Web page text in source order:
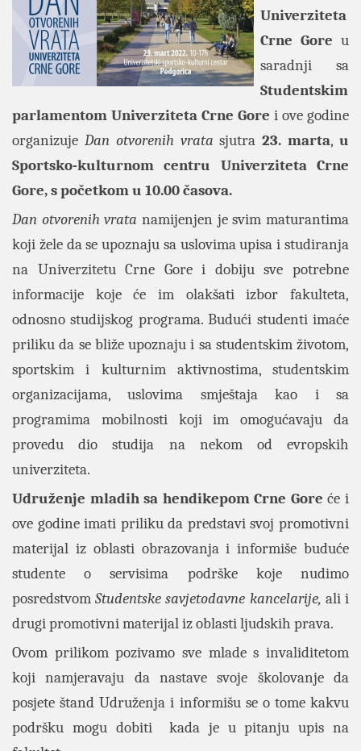
Univerziteta
Crne Gore u
saradnji sa
Studentskim
parlamentom Univerziteta Crne Gore i ove godine
organizuje Dan otvorenih vratasjutra23. marta,u
Sportsko-kulturnom centru Univerziteta Crne
Gore, s početkom u 10.00 časova.
Dan otvorenih vrata namijenjen je svim maturantima
koji žele da se upoznaju sa uslovima upisa i studiranja
na Univerzitetu Crne Gore i dobiju sve potrebne
informacije koje će im olakšati izbor fakulteta,
odnosno studijskog programa. Budući studenti imaće
priliku da se bliže upoznaju i sa studentskim životom,
sportskim i kulturnim aktivnostima, studentskim
organizacijama, uslovima smještaja kao i sa
programima mobilnosti koji im omogućavaju da
provedu dio studija na nekom od evropskih
univerziteta.
Udruženje mladih sa hendikepom Crne Gore će i
ove godine imati priliku da predstavi svoj promotivni
materijal iz oblasti obrazovanja i informiše buduće
studente o servisima podrške koje nudimo
posredstvomStudentske savjetodavne kancelarije, ali i
drugi promotivni materijal iz oblasti ljudskih prava.
Ovom prilikom pozivamo sve mlade s invaliditetom
koji namjeravaju da nastave svoje školovanje da
posjete štand Udruženja i informišu se o tome kakvu
podršku mogu dobiti kada je u pitanju upis na